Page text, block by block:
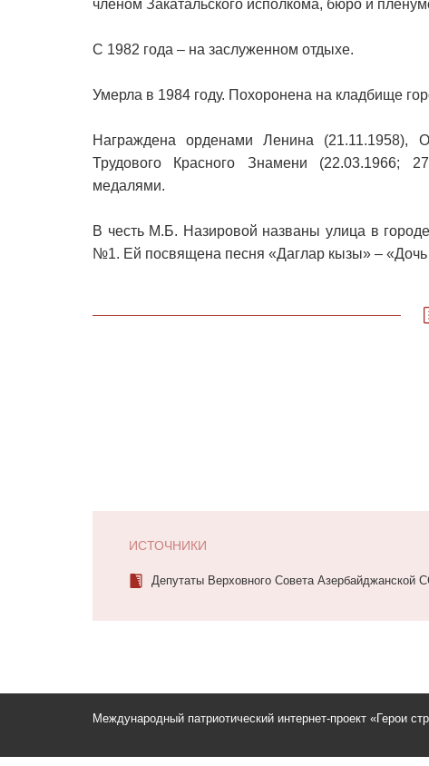
членом Закатальского исполкома, бюро и
С 1982 года – на заслуженном отдыхе.
Умерла в 1984 году. Похоронена на кладбище
Награждена орденами Ленина (21.11.1958),
Трудового Красного Знамени (22.03.1966;
медалями.
В честь М.Б. Назировой названы улица в
№1. Ей посвящена песня «Даглар кызы» – «Дочь
ИСТОЧНИКИ
Депутаты Верховного Совета
Международный патриотический интернет-проект «Герои